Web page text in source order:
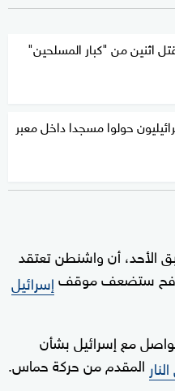
اثنين من "كبار المسلحين"
حولوا مسجدا داخل معبر
الأحد، أن واشنطن تعتقد
رفح ستضعف موقفإسرائيل
مع إسرائيل بشأن
المقدم من حركة حماس.